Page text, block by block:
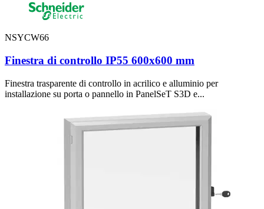
NSYCW66
Finestra di controllo IP55 600x600 mm
Finestra trasparente di controllo in acrilico e alluminio per
installazione su porta o pannello in PanelSeT S3D e...